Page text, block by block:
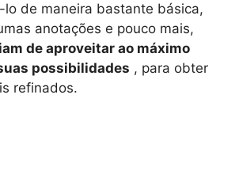
lo de maneira bastante básica,
anotações e pouco mais,
de aproveitar ao máximo
possibilidades , para obter
refinados.